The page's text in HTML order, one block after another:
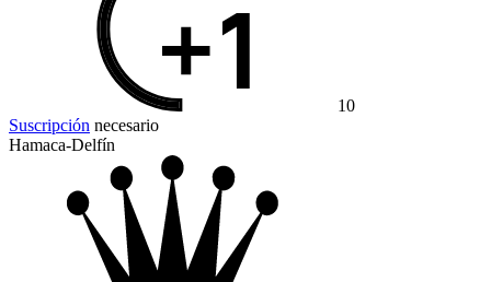
10
Suscripción necesario
Hamaca-Delfín